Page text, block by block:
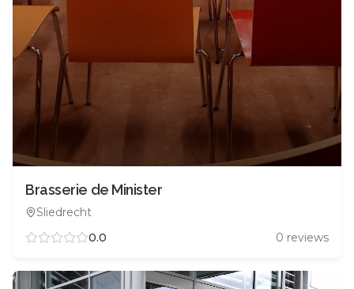
Brasserie de Minister
Sliedrecht
0.0
0 reviews